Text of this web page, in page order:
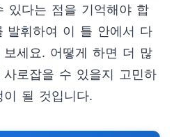
있다는 점을 기억해야 합
발휘하여 이 틀 안에서 다
세요. 어떻게 하면 더 많
로잡을 수 있을지 고민하
될 것입니다.